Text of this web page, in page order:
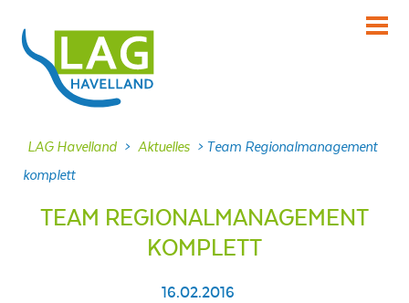
KENNENLERNEN
INFORMIEREN
Projekte
DABEI SEIN
LAG Havelland > Aktuelles > Team Regionalmanagement
komplett
TEAM REGIONALMANAGEMENT
KOMPLETT
16.02.2016